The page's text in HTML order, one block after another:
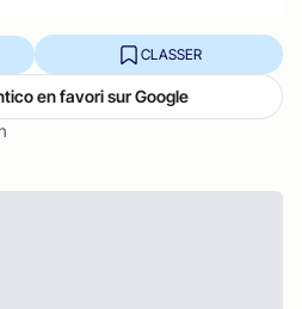
CLASSER
en favori sur Google